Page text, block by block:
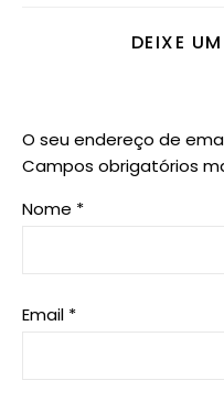
DEIXE
O seu endereço de
Campos obrigatórios
Nome *
Email *